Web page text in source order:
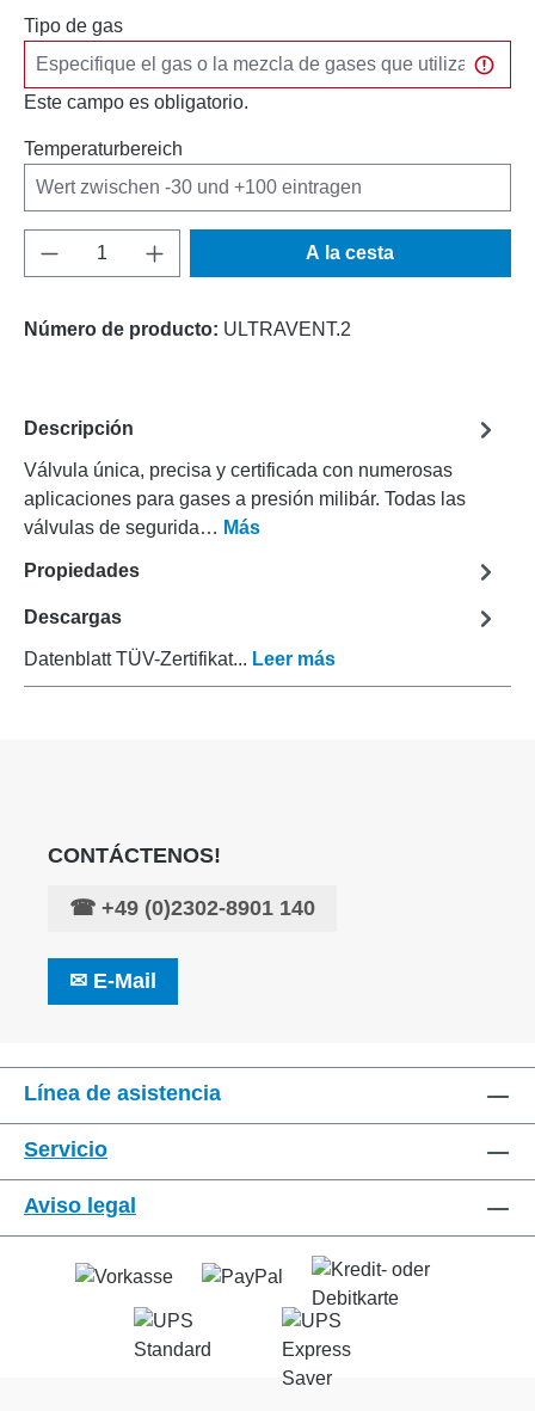
Tipo de gas
Este campo es obligatorio.
Temperaturbereich
Cantidad del producto: introduce la
A la cesta
Número de producto: ULTRAVENT.2
Descripción
Válvula única, precisa y certificada con numerosas
aplicaciones para gases a presión milibár. Todas las
válvulas de segurida… Más
Propiedades
Descargas
Datenblatt TÜV-Zertifikat... Leer más
CONTÁCTENOS!
☎ +49 (0)2302-8901 140
✉ E-Mail
Línea de asistencia
Servicio
Aviso legal